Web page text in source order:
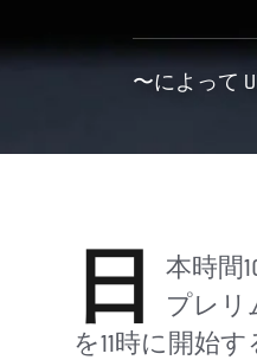
〜によって
日本時間10月5日（日）に開催するUFC 320はアーリー
プレリ
を11時に開始